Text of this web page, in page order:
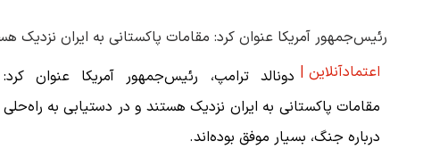
رئیس‌جمهور آمریکا عنوان کرد: مقامات پاکستانی به ایران نزدیک
اعتمادآنلاین | دونالد ترامپ، رئیس‌جمهور آمریکا عنوان کرد:
مقامات پاکستانی به ایران نزدیک هستند و در دستیابی به راه‌حلی
درباره جنگ، بسیار موفق بوده‌اند.